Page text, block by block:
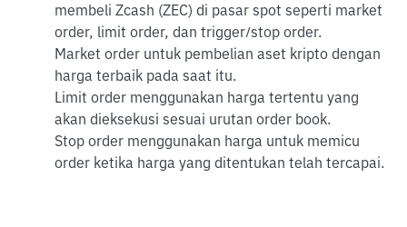
membeli Zcash (ZEC) di pasar spot seperti market
order, limit order, dan trigger/stop order.
Market order untuk pembelian aset kripto dengan
harga terbaik pada saat itu.
Limit order menggunakan harga tertentu yang
akan dieksekusi sesuai urutan order book.
Stop order menggunakan harga untuk memicu
order ketika harga yang ditentukan telah tercapai.